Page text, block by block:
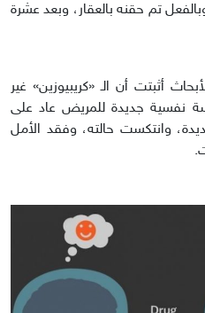
تم حقنه بالعقار، وبعد عشرة
أثبتت أن الـ «كريبيوزين» غير
نفسية جديدة للمريض عاد على
وانتكست حالته، وفقد الأمل